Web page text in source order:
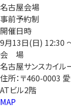
名古屋会場
事前予約制
開催日時
9月13日(日) 12:30
会 場
名古屋サンスカイル
住所：〒460-0003
ATビル2階
MAP